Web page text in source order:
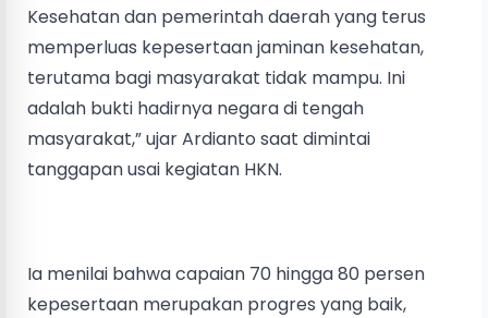
Kesehatan dan pemerintah daerah yang terus
memperluas kepesertaan jaminan kesehatan,
terutama bagi masyarakat tidak mampu. Ini
adalah bukti hadirnya negara di tengah
masyarakat,” ujar Ardianto saat dimintai
tanggapan usai kegiatan HKN.
Ia menilai bahwa capaian 70 hingga 80 persen
kepesertaan merupakan progres yang baik,